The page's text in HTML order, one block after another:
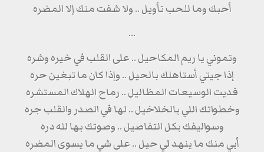
أحبك وما للحب تأويل .. ولا شفت منك إلا المضره
...
وتموني يا ريم المكاحيل .. على القلب في خيره وشره
إذا جيتي أستاهلك بالحيل .. وإذا كان ما تبغين حره
فديت الوسيعات المظاليل .. رماح الهلاك المستشره
وخطواتك اللي بالخلاخيل .. لها في الصدر والقلب جره
وسواليفك بكل التفاصيل .. وصوتك بها لله دره
أبي منك ما ينهد لي حيل .. على شي ما يسوى المضره